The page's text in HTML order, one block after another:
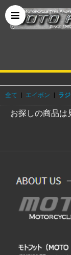
全て エイボン ラ
お探しの商品は